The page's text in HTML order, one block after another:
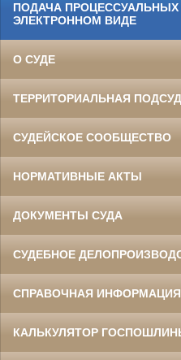
ПОДАЧА
ЭЛЕКТРОННОМ ВИДЕ
О СУДЕ
ТЕРРИТОРИАЛЬНАЯ
СУДЕЙСКОЕ СООБЩЕСТВО
НОРМАТИВНЫЕ АКТЫ
ДОКУМЕНТЫ СУДА
СУДЕБНОЕ
СПРАВОЧНАЯ ИНФОРМАЦИЯ
КАЛЬКУЛЯТОР